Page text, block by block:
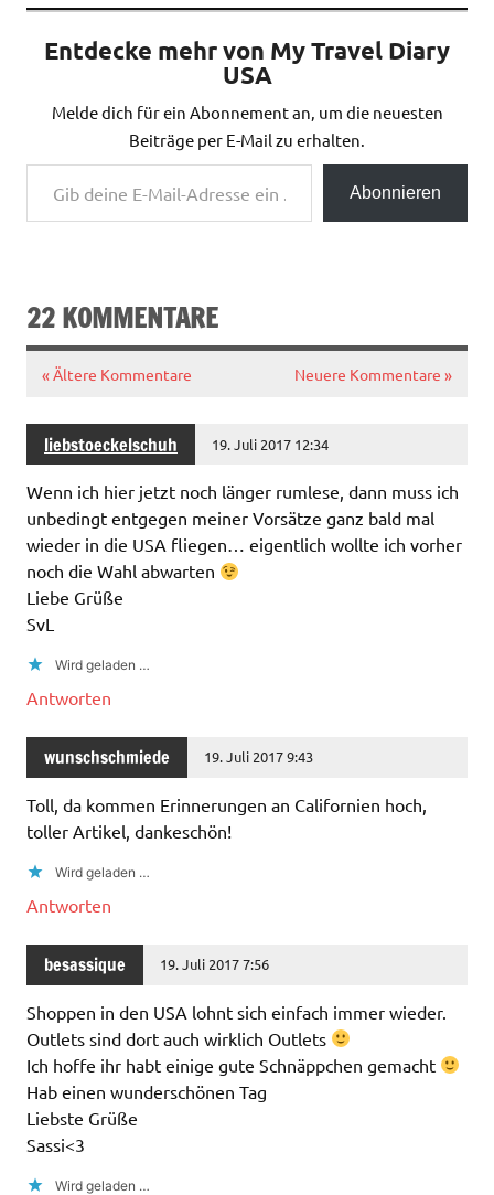
Entdecke mehr von My Travel Diary
USA
Melde dich für ein Abonnement an, um die neuesten
Beiträge per E-Mail zu erhalten.
Gib deine E-Mail-Adresse ein ...
Abonnieren
22 KOMMENTARE
« Ältere Kommentare Neuere Kommentare »
liebstoeckelschuh 19. Juli 2017 12:34
Wenn ich hier jetzt noch länger rumlese, dann muss ich
unbedingt entgegen meiner Vorsätze ganz bald mal
wieder in die USA fliegen… eigentlich wollte ich vorher
noch die Wahl abwarten
Liebe Grüße
SvL
Wird geladen …
Antworten
wunschschmiede 19. Juli 2017 9:43
Toll, da kommen Erinnerungen an Californien hoch,
toller Artikel, dankeschön!
Wird geladen …
Antworten
besassique 19. Juli 2017 7:56
Shoppen in den USA lohnt sich einfach immer wieder.
Outlets sind dort auch wirklich Outlets
Ich hoffe ihr habt einige gute Schnäppchen gemacht
Hab einen wunderschönen Tag
Liebste Grüße
Sassi<3
Wird geladen …